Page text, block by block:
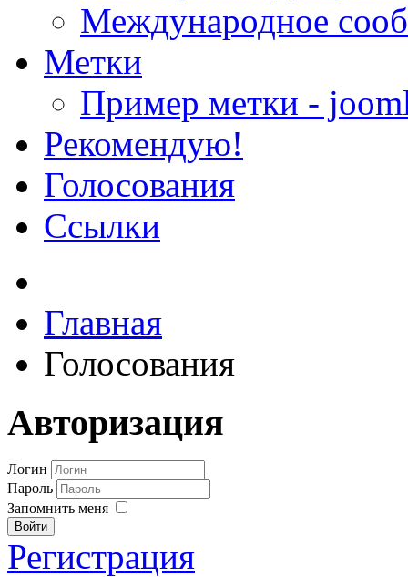
Международное
Метки
Пример метки -
Рекомендую!
Голосования
Ссылки
Главная
Голосования
Авторизация
Логин
Пароль
Запомнить меня
Войти
Регистрация